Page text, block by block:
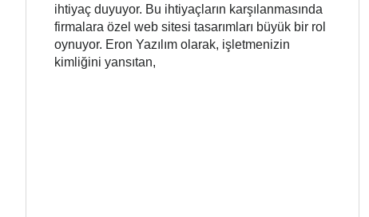
ihtiyaç duyuyor. Bu ihtiyaçların karşılanmasında
firmalara özel web sitesi tasarımları büyük bir rol
oynuyor. Eron Yazılım olarak, işletmenizin
kimliğini yansıtan,